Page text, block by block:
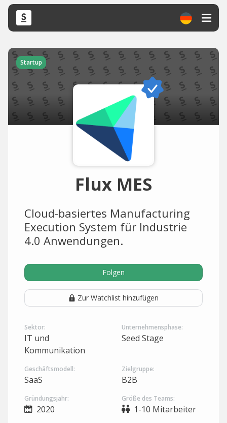
Startup
Flux MES
Cloud-basiertes Manufacturing
Execution System für Industrie
4.0 Anwendungen.
Folgen
Zur Watchlist hinzufügen
Sektor:
IT und
Kommunikation
Unternehmensphase:
Seed Stage
Geschäftsmodell:
SaaS
Zielgruppe:
B2B
Gründungsjahr:
2020
Größe des Teams:
1-10 Mitarbeiter